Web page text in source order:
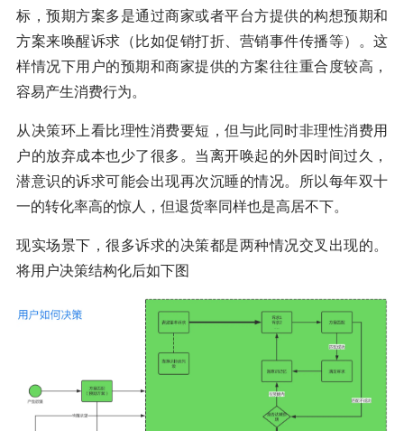
标，预期方案多是通过商家或者平台方提供的构想预期和
方案来唤醒诉求（比如促销打折、营销事件传播等）。这
样情况下用户的预期和商家提供的方案往往重合度较高，
容易产生消费行为。
从决策环上看比理性消费要短，但与此同时非理性消费用
户的放弃成本也少了很多。当离开唤起的外因时间过久，
潜意识的诉求可能会出现再次沉睡的情况。所以每年双十
一的转化率高的惊人，但退货率同样也是高居不下。
现实场景下，很多诉求的决策都是两种情况交叉出现的。
将用户决策结构化后如下图